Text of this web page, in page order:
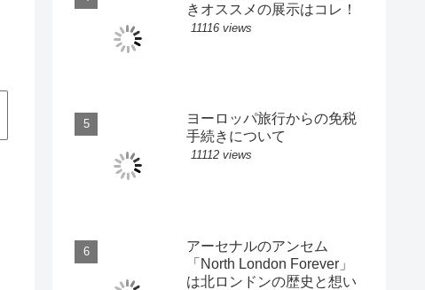
きオススメの展示はコレ！
11116 views
ヨーロッパ旅行からの免税
手続きについて
11112 views
アーセナルのアンセム
「North London Forever」
は北ロンドンの歴史と想い